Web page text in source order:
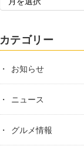
カテゴリー
お知らせ
ニュース
グルメ情報